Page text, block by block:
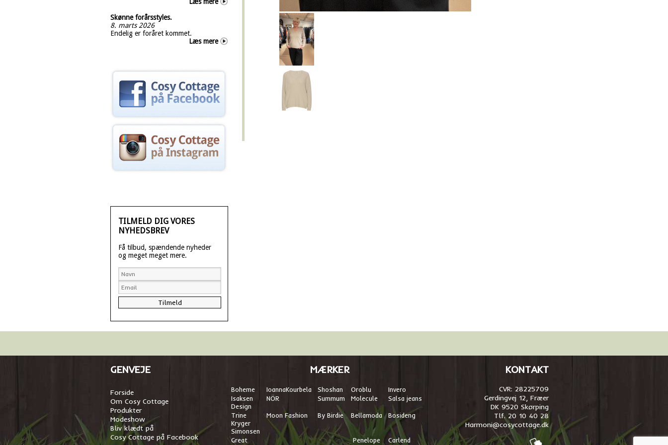
Skønne forårsstyles.
8. marts 2026
Endelig er foråret kommet.
Læs mere
TILMELD DIG VORES
NYHEDSBREV
Få tilbud, spændende nyheder
og meget meget mere.
GENVEJE
Forside
Om Cosy Cottage
Produkter
Modeshow
Bliv klædt på
Cosy Cottage på Facebook
MÆRKER
Boheme IoannaKourbela Shoshan Oroblu
Invero
Isaksen
Design
NÖR Summum Molecule Salsa jeans
Trine
Kryger
Simonsen
Moon Fashion By Birdie Bellamoda Bosideng
Great
Penelope
Carlend
KONTAKT
CVR: 28225709
Gerdingvej 12, Fræer
DK 9520 Skørping
Tlf. 20 10 40 28
Harmoni@cosycottage.dk